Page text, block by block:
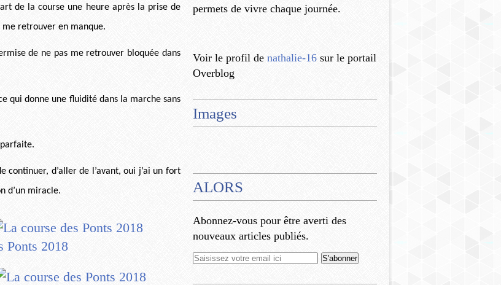
de la course une heure après la prise de
retrouver en manque.
de ne pas me retrouver bloquée dans
qui donne une fluidité dans la marche sans
continuer, d’aller de l’avant, oui j’ai un fort
d’un miracle.
permets de vivre chaque journée.
Voir le profil de nathalie-16 sur le portail
Overblog
Images
ALORS
Abonnez-vous pour être averti des
nouveaux articles publiés.